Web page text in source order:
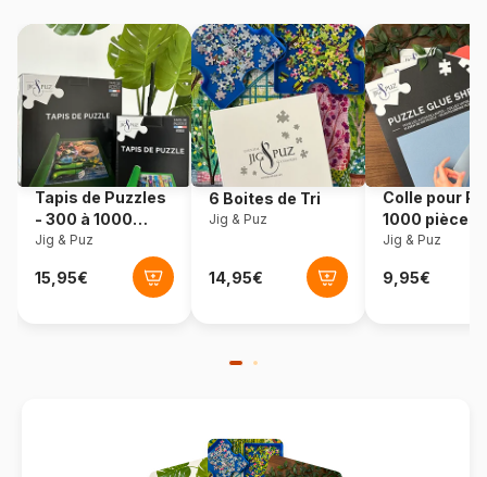
Ravensburger-17465
EAN 4005556174652
Nombre de pièces 3000 pièces
Dimensions 121 x 80 cm
Tapis de Puzzles
- 300 à 1000
pièces
Jig & Puz
6 Boites de Tri
Jig & Puz
Colle pour
1000 pièces
Jig & Puz